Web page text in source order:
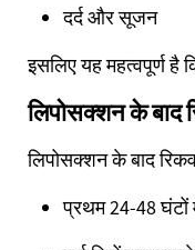
दर्द और सूजन
इसलिए यह महत्वपूर्ण है
लिपोसक्शन के बाद
लिपोसक्शन के बाद
प्रथम 24-48 घंटों